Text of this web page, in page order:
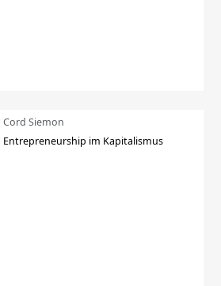
Cord Siemon
Entrepreneurship im Kapitalismus